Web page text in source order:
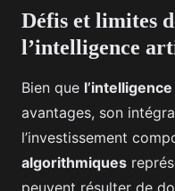
Défis et limites
l’intelligence
Bien que
avantages, son
l’investissement
algorithmiques